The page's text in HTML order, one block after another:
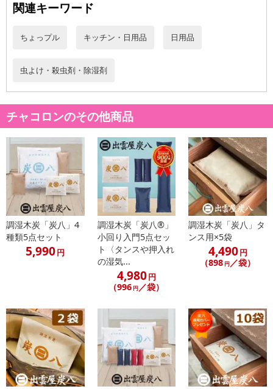
関連キーワード
ちょっプル キッチン・日用品 日用品
虫よけ・殺虫剤・除湿剤
チャコロンのその他商品
調湿木炭「炭八」4
種類5点セット
5,990円
調湿木炭「炭八®」
小回り入門5点セッ
ト〈タンスや押入れ
の湿気...
4,980円
（996 円 ／袋）
調湿木炭「炭八」タ
ンス用×5袋
4,490円
（898 円 ／袋）